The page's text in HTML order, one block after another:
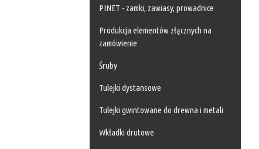
PINET - zamki, zawiasy, prowadnice
Produkcja elementów złącznych na
zamówienie
Śruby
Tulejki dystansowe
Tulejki gwintowane do drewna i metali
Wkładki drutowe